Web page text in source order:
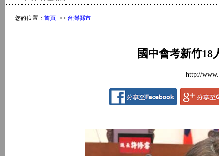
您的位置： 首頁 ->> 台灣縣市
國中會考新竹
http://